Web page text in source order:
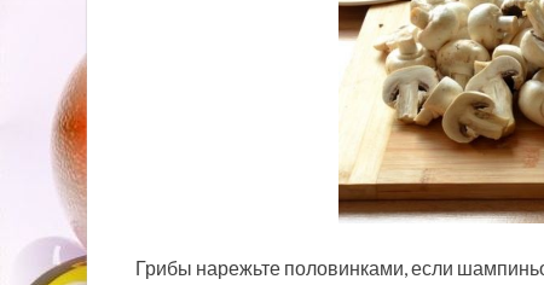
Грибы нарежьте половинками, если